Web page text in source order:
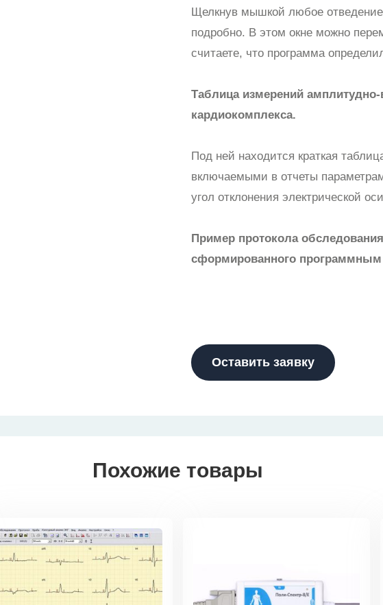
Щелкнув мышкой любое
подробно. В этом окне можно
считаете, что программа
Таблица измерений
кардиокомплекса.
Под ней находится краткая
включаемыми в отчеты
угол отклонения электрической
Пример протокола
сформированного
Оставить заявку
Похожие товары